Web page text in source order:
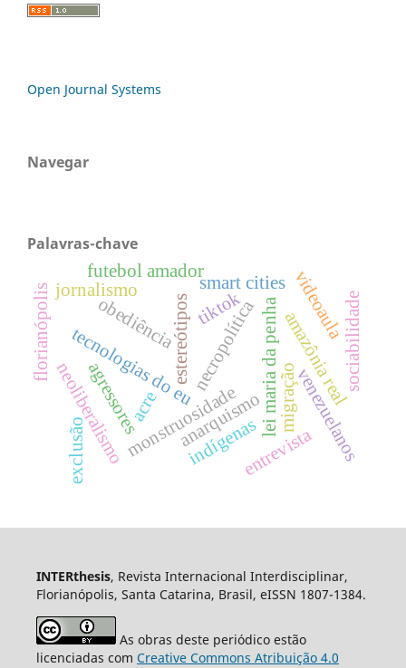
Open Journal Systems
Navegar
Palavras-chave
tecnologias do eu
estereótipos
monstruosidade lei maria da penha
agressores
smart cities
neoliberalismo
florianópolis obediência
anarquismo
jornalismo
indígenas
acre amazônia real
entrevista
futebol amador
sociabilidade
exclusão
necropolítica
migraçãovenezuelanos
videoaula
tiktok
INTERthesis, Revista Internacional Interdisciplinar,
Florianópolis, Santa Catarina, Brasil, eISSN 1807-1384.
As obras deste periódico estão
licenciadas com Creative Commons Atribuição 4.0